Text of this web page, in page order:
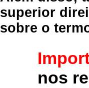
superior
sobre o
nos